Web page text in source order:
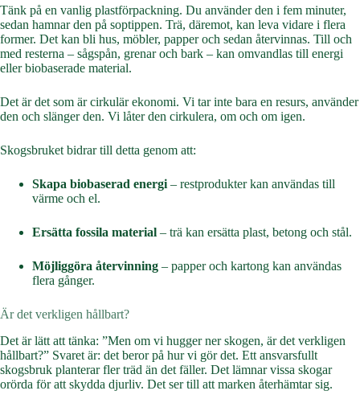
Tänk på en vanlig plastförpackning. Du använder den i fem minuter,
sedan hamnar den på soptippen. Trä, däremot, kan leva vidare i flera
former. Det kan bli hus, möbler, papper och sedan återvinnas. Till och
med resterna – sågspån, grenar och bark – kan omvandlas till energi
eller biobaserade material.
Det är det som är cirkulär ekonomi. Vi tar inte bara en resurs, använder
den och slänger den. Vi låter den cirkulera, om och om igen.
Skogsbruket bidrar till detta genom att:
Skapa biobaserad energi – restprodukter kan användas till
värme och el.
Ersätta fossila material – trä kan ersätta plast, betong och stål.
Möjliggöra återvinning – papper och kartong kan användas
flera gånger.
Är det verkligen hållbart?
Det är lätt att tänka: ”Men om vi hugger ner skogen, är det verkligen
hållbart?” Svaret är: det beror på hur vi gör det. Ett ansvarsfullt
skogsbruk planterar fler träd än det fäller. Det lämnar vissa skogar
orörda för att skydda djurliv. Det ser till att marken återhämtar sig.